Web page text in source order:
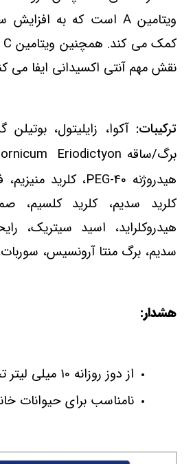
ویتامینA است که به افزایش
کمک می ‌کند. همچنین ویتامینC
نقش مهم آنتی ‌اکسیدانی ایفا می
ترکیبات: آکوا، زایلیتول،
برگ/ساقه Eriodictyon
هیدروژنه PEG-40، کلرید
کلرید سدیم، کلرید کلسیم،
هیدروکلراید، اسید سیتریک،
سدیم، برگ منتا آرونسیس،
هشدار:
از دوز روزانه 10 میلی لیتر تجاوز نکنید
نامناسب برای حیوانات